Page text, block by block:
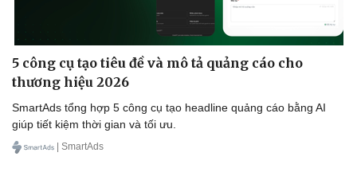
5 công cụ tạo tiêu đề và mô tả quảng cáo cho
thương hiệu 2026
SmartAds tổng hợp 5 công cụ tạo headline quảng cáo bằng AI
giúp tiết kiệm thời gian và tối ưu.
| SmartAds